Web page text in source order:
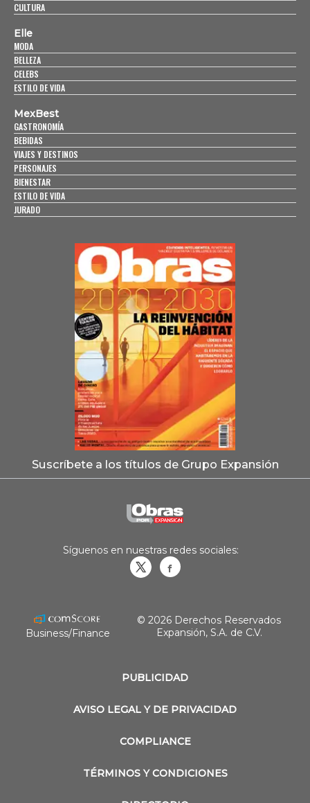
CULTURA
Elle
MODA
BELLEZA
CELEBS
ESTILO DE VIDA
MexBest
GASTRONOMÍA
BEBIDAS
VIAJES Y DESTINOS
PERSONAJES
BIENESTAR
ESTILO DE VIDA
JURADO
Suscríbete a los títulos de Grupo Expansión
PUBLICIDAD
AVISO LEGAL Y DE PRIVACIDAD
COMPLIANCE
TÉRMINOS Y CONDICIONES
Síguenos en nuestras redes sociales:
Business/Finance
© 2026 Derechos Reservados
Expansión, S.A. de C.V.